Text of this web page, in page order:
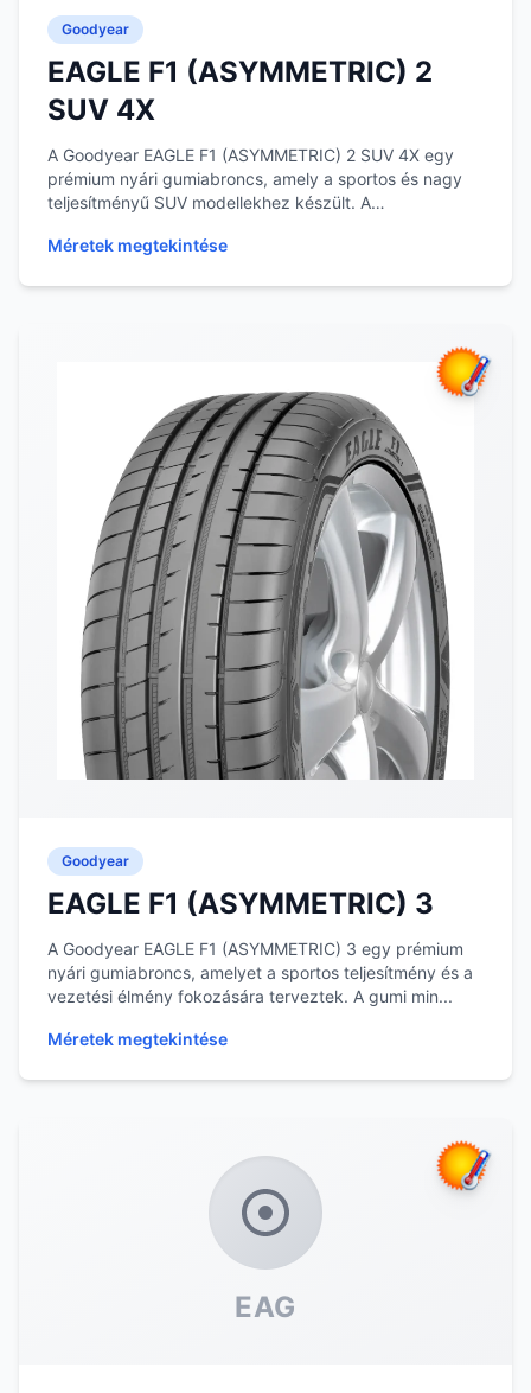
Goodyear
EAGLE F1 (ASYMMETRIC) 2
SUV 4X
A Goodyear EAGLE F1 (ASYMMETRIC) 2 SUV 4X egy
prémium nyári gumiabroncs, amely a sportos és nagy
teljesítményű SUV modellekhez készült. A
Méretek megtekintése
Goodyear
EAGLE F1 (ASYMMETRIC) 3
A Goodyear EAGLE F1 (ASYMMETRIC) 3 egy prémium
nyári gumiabroncs, amelyet a sportos teljesítmény és a
vezetési élmény fokozására terveztek. A gumi min...
Méretek megtekintése
EAG